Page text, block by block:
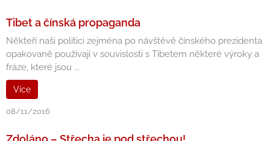
Tibet a čínská propaganda
Někteří naši politici zejména po návštěvě čínského prezidenta
opakovaně používají v souvislosti s Tibetem některé výroky a
fráze, které jsou ...
Více
08/11/2016